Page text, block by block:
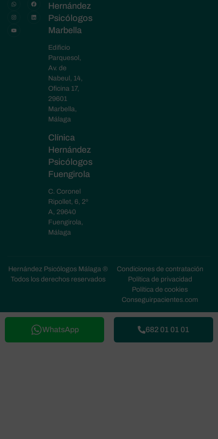
Hernández
Psicólogos
Marbella
Edificio
Parquesol,
Av. de
Nabeul, 14,
Oficina 17,
29601
Marbella,
Málaga
Clínica
Hernández
Psicólogos
Fuengirola
C. Coronel
Ripollet, 6, 2º
A, 29640
Fuengirola,
Málaga
Hernández Psicólogos Málaga ®
Todos los derechos reservados
Condiciones de contratación
Política de privacidad
Política de cookies
Conseguirpacientes.com
WhatsApp 682 01 01 01